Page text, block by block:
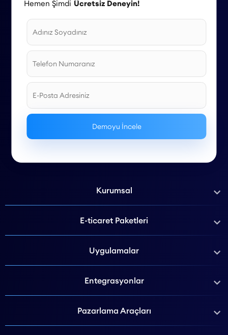
Hemen Şimdi Ücretsiz Deneyin!
Kurumsal
E-ticaret Paketleri
Uygulamalar
Entegrasyonlar
Pazarlama Araçları